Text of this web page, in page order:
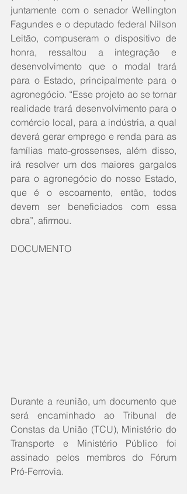
juntamente com o senador Wellington
Fagundes e o deputado federal Nilson
Leitão, compuseram o dispositivo de
honra, ressaltou a integração e
desenvolvimento que o modal trará
para o Estado, principalmente para o
agronegócio. “Esse projeto ao se tornar
realidade trará desenvolvimento para o
comércio local, para a indústria, a qual
deverá gerar emprego e renda para as
famílias mato-grossenses, além disso,
irá resolver um dos maiores gargalos
para o agronegócio do nosso Estado,
que é o escoamento, então, todos
devem ser beneficiados com essa
obra”, afirmou.
DOCUMENTO
Durante a reunião, um documento que
será encaminhado ao Tribunal de
Constas da União (TCU), Ministério do
Transporte e Ministério Público foi
assinado pelos membros do Fórum
Pró-Ferrovia.